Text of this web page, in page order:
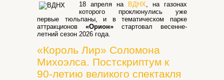
18 апреля на ВДНХ, на газонах
которого проклюнулись уже
первые тюльпаны, и в тематическом парке
аттракционов «Орион» стартовал весенне-
летний сезон 2026 года.
«Король Лир» Соломона
Михоэлса. Постскриптум к
90-летию великого спектакля